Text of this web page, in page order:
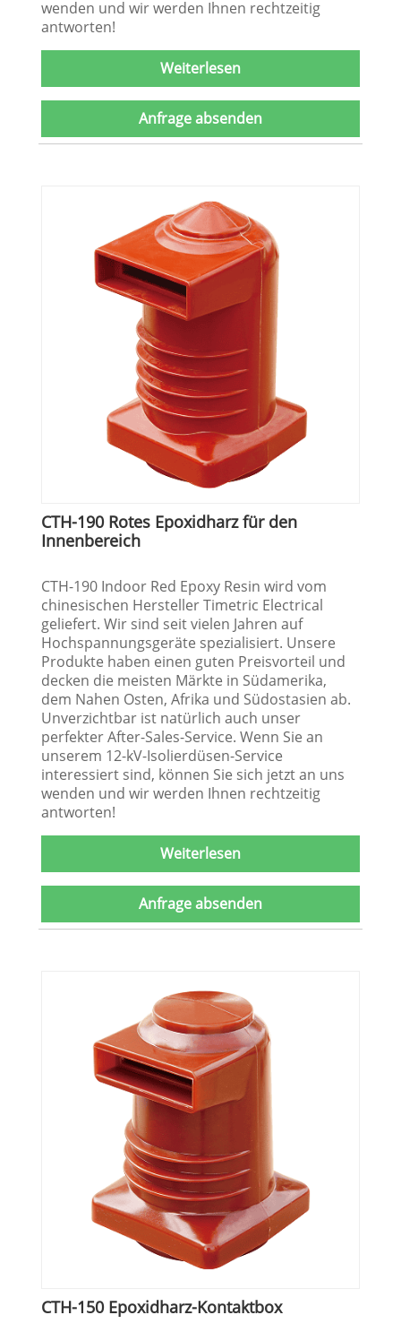
wenden und wir werden Ihnen rechtzeitig
antworten!
Weiterlesen
Anfrage absenden
CTH-190 Rotes Epoxidharz für den
Innenbereich
CTH-190 Indoor Red Epoxy Resin wird vom
chinesischen Hersteller Timetric Electrical
geliefert. Wir sind seit vielen Jahren auf
Hochspannungsgeräte spezialisiert. Unsere
Produkte haben einen guten Preisvorteil und
decken die meisten Märkte in Südamerika,
dem Nahen Osten, Afrika und Südostasien ab.
Unverzichtbar ist natürlich auch unser
perfekter After-Sales-Service. Wenn Sie an
unserem 12-kV-Isolierdüsen-Service
interessiert sind, können Sie sich jetzt an uns
wenden und wir werden Ihnen rechtzeitig
antworten!
Weiterlesen
Anfrage absenden
CTH-150 Epoxidharz-Kontaktbox